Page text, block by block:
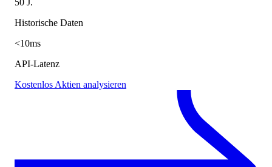
50 J.
Historische Daten
<10ms
API-Latenz
Kostenlos Aktien analysieren